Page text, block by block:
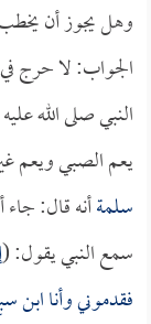
وهل يجوز أن يخطب
الجواب: لا حرج في
النبي صلى الله
يعم الصبي ويعم
سلمةأنه قال:
سمع النبي يقول: (
فقدموني وأنا ابن